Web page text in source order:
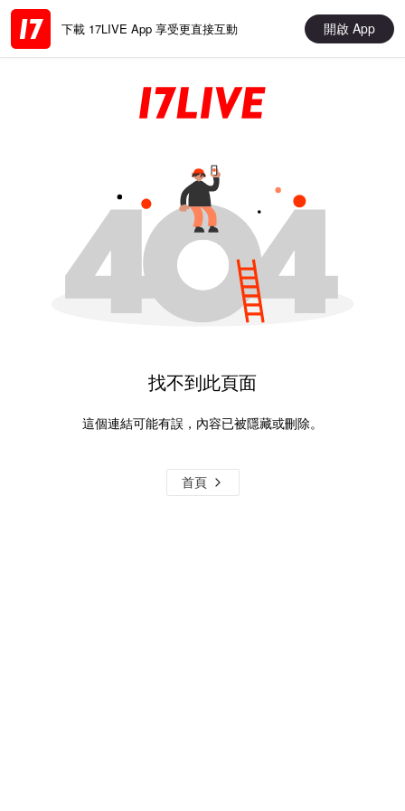
下載 17LIVE App 享受更直接互動 開啟 App
找不到此頁面
這個連結可能有誤，內容已被隱藏或刪除。
首頁